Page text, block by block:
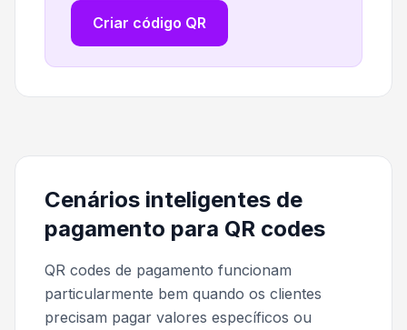
Criar código QR
Cenários inteligentes de
pagamento para QR codes
QR codes de pagamento funcionam
particularmente bem quando os clientes
precisam pagar valores específicos ou